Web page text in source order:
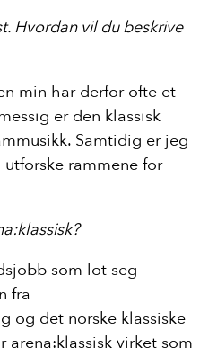
Hvordan vil du beskrive
min har derfor ofte et
er den klassisk
Samtidig er jeg
rammene for
som lot seg
fra
og det norske klassiske
virket som